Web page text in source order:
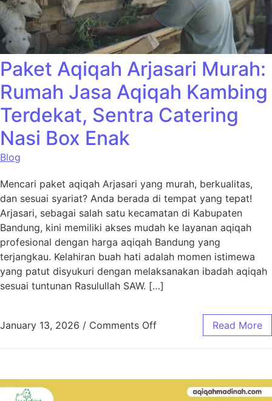
Paket Aqiqah Arjasari Murah:
Rumah Jasa Aqiqah Kambing
Terdekat, Sentra Catering
Nasi Box Enak
Blog
Mencari paket aqiqah Arjasari yang murah, berkualitas,
dan sesuai syariat? Anda berada di tempat yang tepat!
Arjasari, sebagai salah satu kecamatan di Kabupaten
Bandung, kini memiliki akses mudah ke layanan aqiqah
profesional dengan harga aqiqah Bandung yang
terjangkau. Kelahiran buah hati adalah momen istimewa
yang patut disyukuri dengan melaksanakan ibadah aqiqah
sesuai tuntunan Rasulullah SAW. […]
January 13, 2026 / Comments Off Read More